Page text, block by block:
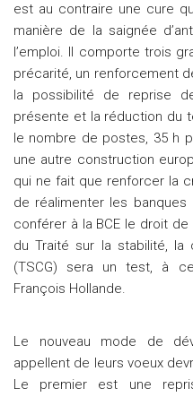
est au contraire une cure
manière de la saignée
l’emploi. Il comporte trois
précarité, un renforcement
la possibilité de reprise
présente et la réduction du
le nombre de postes, 35 h
une autre construction
qui ne fait que renforcer la
de réalimenter les
conférer à la BCE le droit
du Traité sur la stabilité, la
(TSCG) sera un test, à
François Hollande.
Le nouveau mode de
appellent de leurs voeux
Le premier est une